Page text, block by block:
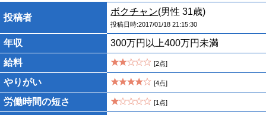
投稿者
ボクチャン(男性 31歳)
投稿日時:2017/01/18 21:15:30
年収
300万円以上400万円未満
給料
[2点]
やりがい [4点]
労働時間の短さ [1点]